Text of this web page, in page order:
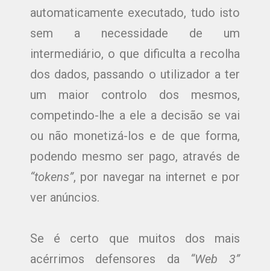
automaticamente executado, tudo isto
sem a necessidade de um
intermediário, o que dificulta a recolha
dos dados, passando o utilizador a ter
um maior controlo dos mesmos,
competindo-lhe a ele a decisão se vai
ou não monetizá-los e de que forma,
podendo mesmo ser pago, através de
“tokens”, por navegar na internet e por
ver anúncios.
Se é certo que muitos dos mais
acérrimos defensores da “Web 3”